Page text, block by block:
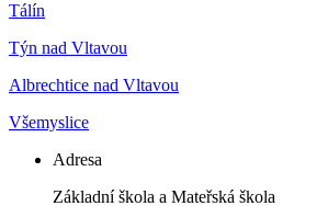
Tálín
Týn nad Vltavou
Albrechtice nad Vltavou
Všemyslice
Adresa
Základní škola a Mateřská škola